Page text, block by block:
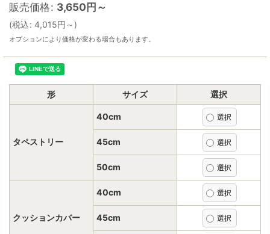
販売価格: 3,650円～
(税込: 4,015円 ～ )
オプションにより価格が変わる場合もあります。
形 サイズ 選択
タペストリー
40cm
45cm
50cm
クッションカバー
40cm
45cm